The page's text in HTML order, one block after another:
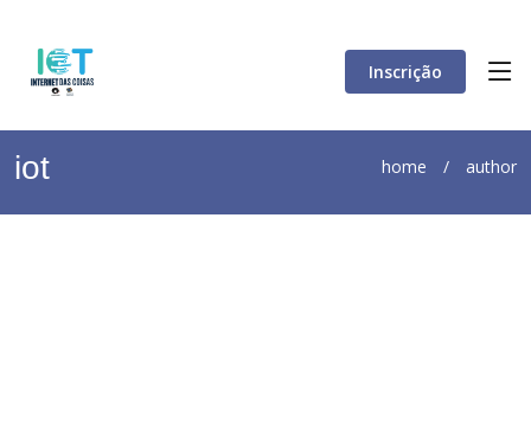
Inscrição
iot home / author